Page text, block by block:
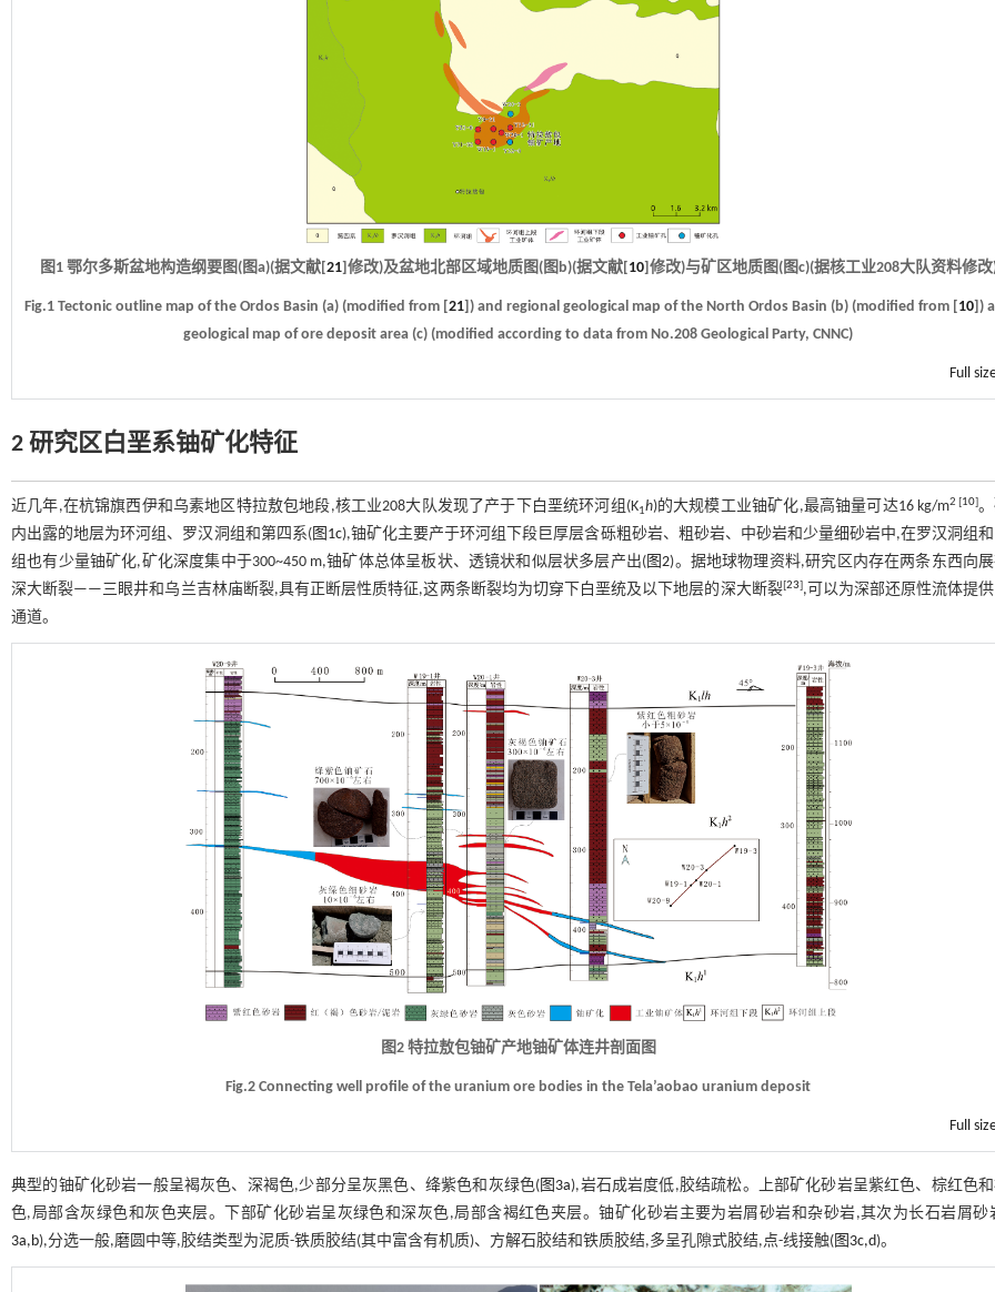
图1 鄂尔多斯盆地构造纲要图(图a)(据文献[21]修改)及盆地北部区域地质图(图b)(据文献[10]修改)与矿区地质图(图c)(据核工业208大队资料修改
Fig.1 Tectonic outline map of the Ordos Basin (a) (modified from [21]) and regional geological map of the North Ordos Basin (b) (modified from [10])
geological map of ore deposit area (c) (modified according to data from No.208 Geological Party, CNNC)
Full
2 研究区白垩系铀矿化特征
近几年,在杭锦旗西伊和乌素地区特拉敖包地段,核工业208大队发现了产于下白垩统环河组(K1h)的大规模工业铀矿化,最高铀量可达16 kg/m2 [10]
内出露的地层为环河组、罗汉洞组和第四系(图1c),铀矿化主要产于环河组下段巨厚层含砾粗砂岩、粗砂岩、中砂岩和少量细砂岩中,在罗汉洞组和
组也有少量铀矿化,矿化深度集中于300~450 m,铀矿体总体呈板状、透镜状和似层状多层产出(图2)。据地球物理资料,研究区内存在两条东西向
深大断裂——三眼井和乌兰吉林庙断裂,具有正断层性质特征,这两条断裂均为切穿下白垩统及以下地层的深大断裂[23],可以为深部还原性流体提
通道。
图2 特拉敖包铀矿产地铀矿体连井剖面图
Fig.2 Connecting well profile of the uranium ore bodies in the Tela’aobao uranium deposit
Full
典型的铀矿化砂岩一般呈褐灰色、深褐色,少部分呈灰黑色、绛紫色和灰绿色(图3a),岩石成岩度低,胶结疏松。上部矿化砂岩呈紫红色、棕红色
色,局部含灰绿色和灰色夹层。下部矿化砂岩呈灰绿色和深灰色,局部含褐红色夹层。铀矿化砂岩主要为岩屑砂岩和杂砂岩,其次为长石岩屑砂
3a,b),分选一般,磨圆中等,胶结类型为泥质-铁质胶结(其中富含有机质)、方解石胶结和铁质胶结,多呈孔隙式胶结,点-线接触(图3c,d)。